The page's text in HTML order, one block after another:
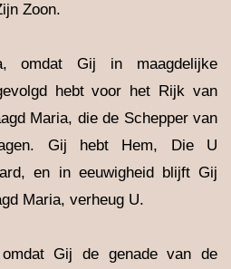
Zoon.
omdat Gij in maagdelijke
hebt voor het Rijk van
Maria, die de Schepper van
Gij hebt Hem, Die U
en in eeuwigheid blijft Gij
Maria, verheug U.
Gij de genade van de